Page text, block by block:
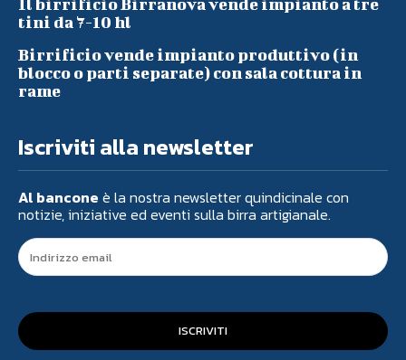
Il birrificio Birranova vende impianto a tre
tini da 7-10 hl
Birrificio vende impianto produttivo (in
blocco o parti separate) con sala cottura in
rame
Iscriviti alla newsletter
Al bancone è la nostra newsletter quindicinale con
notizie, iniziative ed eventi sulla birra artigianale.
ISCRIVITI